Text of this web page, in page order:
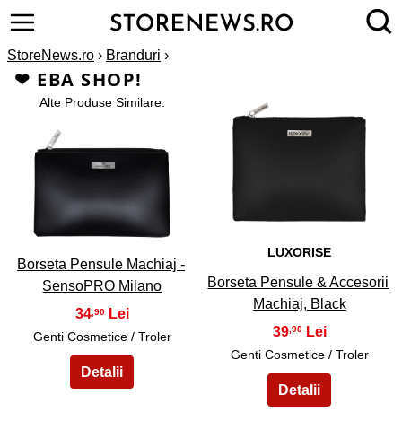
StoreNews.ro › Branduri ›
❤ EBA SHOP!
Alte Produse Similare:
Borseta Pensule Machiaj -
SensoPRO Milano
34 ,90
Genti Cosmetice / Troler
LUXORISE
Borseta Pensule & Accesorii
Machiaj, Black
39,90
Genti Cosmetice / Troler